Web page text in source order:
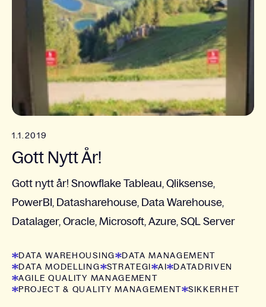
1.1.2019
Gott Nytt År!
Gott nytt år! Snowflake Tableau, Qliksense,
PowerBI, Datasharehouse, Data Warehouse,
Datalager, Oracle, Microsoft, Azure, SQL Server
DATA WAREHOUSING
DATA MANAGEMENT
DATA MODELLING
STRATEGI AI
DATADRIVEN
AGILE QUALITY MANAGEMENT
PROJECT & QUALITY MANAGEMENT
SIKKERHET